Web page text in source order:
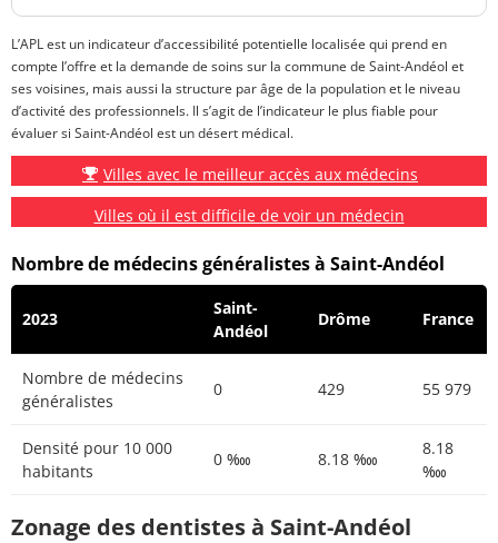
L’APL est un indicateur d’accessibilité potentielle localisée qui prend en
compte l’offre et la demande de soins sur la commune de Saint-Andéol et
ses voisines, mais aussi la structure par âge de la population et le niveau
d’activité des professionnels. Il s’agit de l’indicateur le plus fiable pour
évaluer si Saint-Andéol est un désert médical.
Villes avec le meilleur accès aux médecins
Villes où il est difficile de voir un médecin
Nombre de médecins généralistes à Saint-Andéol
2023
Saint-
Andéol
Drôme France
Nombre de médecins
généralistes
0 429 55 979
Densité pour 10 000
habitants
0 ‱ 8.18 ‱
8.18
‱
Zonage des dentistes à Saint-Andéol